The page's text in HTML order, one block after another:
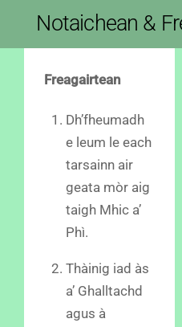
Notaichean &
Freagairtean
Dh’fheumadh
e leum le each
tarsainn air
geata mòr aig
taigh Mhic a’
Phì.
Thàinig iad às
a’ Ghalltachd
agus à